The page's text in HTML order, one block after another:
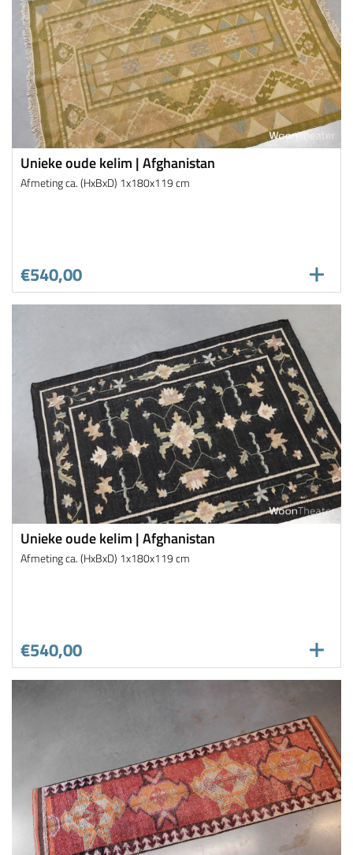
Unieke oude kelim | Afghanistan
Afmeting ca. (HxBxD) 1x180x119 cm
€540,00
Unieke oude kelim | Afghanistan
Afmeting ca. (HxBxD) 1x180x119 cm
€540,00